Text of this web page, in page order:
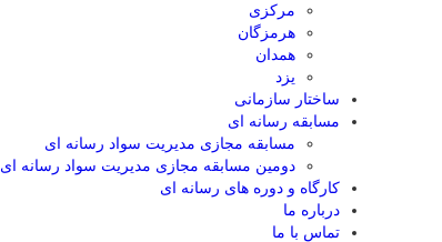
مرکزی
هرمزگان
همدان
یزد
ساختار سازمانی
مسابقه رسانه ای
مسابقه مجازی مدیریت سواد رسانه ای
دومین مسابقه مجازی مدیریت سواد رسانه ای
کارگاه و دوره های رسانه ای
درباره ما
تماس با ما